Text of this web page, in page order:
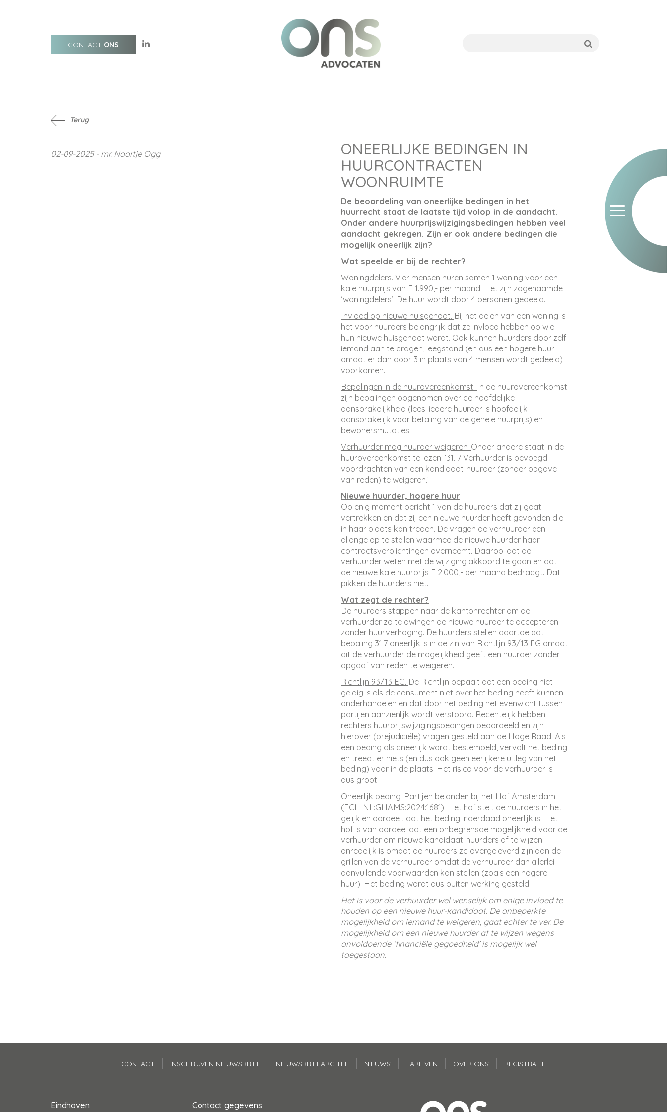
CONTACT ONS
Terug
ONEERLIJKE BEDINGEN IN
HUURCONTRACTEN
WOONRUIMTE
De beoordeling van oneerlijke bedingen in het
huurrecht staat de laatste tijd volop in de aandacht.
Onder andere huurprijswijzigingsbedingen hebben veel
aandacht gekregen. Zijn er ook andere bedingen die
mogelijk oneerlijk zijn?
Wat speelde er bij de rechter?
Woningdelers. Vier mensen huren samen 1 woning voor een
kale huurprijs van E 1.990,- per maand. Het zijn zogenaamde
‘woningdelers’. De huur wordt door 4 personen gedeeld.
Invloed op nieuwe huisgenoot. Bij het delen van een woning is
het voor huurders belangrijk dat ze invloed hebben op wie
hun nieuwe huisgenoot wordt. Ook kunnen huurders door zelf
iemand aan te dragen, leegstand (en dus een hogere huur
omdat er dan door 3 in plaats van 4 mensen wordt gedeeld)
voorkomen.
Bepalingen in de huurovereenkomst. In de huurovereenkomst
zijn bepalingen opgenomen over de hoofdelijke
aansprakelijkheid (lees: iedere huurder is hoofdelijk
aansprakelijk voor betaling van de gehele huurprijs) en
bewonersmutaties.
Verhuurder mag huurder weigeren. Onder andere staat in de
huurovereenkomst te lezen: ’31. 7 Verhuurder is bevoegd
voordrachten van een kandidaat-huurder (zonder opgave
van reden) te weigeren.’
Nieuwe huurder, hogere huur
Op enig moment bericht 1 van de huurders dat zij gaat
vertrekken en dat zij een nieuwe huurder heeft gevonden die
in haar plaats kan treden. De vragen de verhuurder een
allonge op te stellen waarmee de nieuwe huurder haar
contractsverplichtingen overneemt. Daarop laat de
verhuurder weten met de wijziging akkoord te gaan en dat
de nieuwe kale huurprijs E 2.000,- per maand bedraagt. Dat
pikken de huurders niet.
Wat zegt de rechter?
De huurders stappen naar de kantonrechter om de
verhuurder zo te dwingen de nieuwe huurder te accepteren
zonder huurverhoging. De huurders stellen daartoe dat
bepaling 31.7 oneerlijk is in de zin van Richtlijn 93/13 EG omdat
dit de verhuurder de mogelijkheid geeft een huurder zonder
opgaaf van reden te weigeren.
Richtlijn 93/13 EG. De Richtlijn bepaalt dat een beding niet
geldig is als de consument niet over het beding heeft kunnen
onderhandelen en dat door het beding het evenwicht tussen
partijen aanzienlijk wordt verstoord. Recentelijk hebben
rechters huurprijswijzigingsbedingen beoordeeld en zijn
hierover (prejudiciële) vragen gesteld aan de Hoge Raad. Als
een beding als oneerlijk wordt bestempeld, vervalt het beding
en treedt er niets (en dus ook geen eerlijkere uitleg van het
beding) voor in de plaats. Het risico voor de verhuurder is
dus groot.
Oneerlijk beding. Partijen belanden bij het Hof Amsterdam
(ECLI:NL:GHAMS:2024:1681). Het hof stelt de huurders in het
gelijk en oordeelt dat het beding inderdaad oneerlijk is. Het
hof is van oordeel dat een onbegrensde mogelijkheid voor de
verhuurder om nieuwe kandidaat-huurders af te wijzen
onredelijk is omdat de huurders zo overgeleverd zijn aan de
grillen van de verhuurder omdat de verhuurder dan allerlei
aanvullende voorwaarden kan stellen (zoals een hogere
huur). Het beding wordt dus buiten werking gesteld.
Het is voor de verhuurder wel wenselijk om enige invloed te
houden op een nieuwe huur-kandidaat. De onbeperkte
mogelijkheid om iemand te weigeren, gaat echter te ver. De
mogelijkheid om een nieuwe huurder af te wijzen wegens
onvoldoende ‘financiële gegoedheid’ is mogelijk wel
toegestaan.
02-09-2025 - mr. Noortje Ogg
CONTACT INSCHRIJVEN NIEUWSBRIEF NIEUWSBRIEFARCHIEF NIEUWS TARIEVEN OVER ONS REGISTRATIE
Eindhoven Contact gegevens